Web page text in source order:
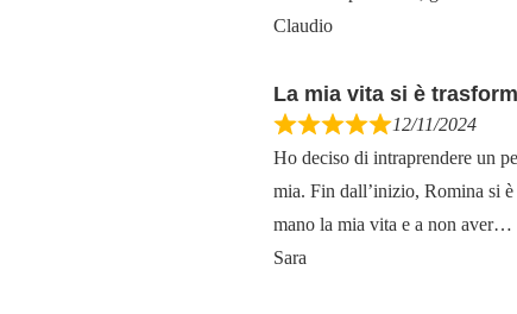
Claudio
La mia vita si è
12/11/2024
Ho deciso di intraprendere un
mia. Fin dall’inizio, Romina si
mano la mia vita e a non aver
Sara